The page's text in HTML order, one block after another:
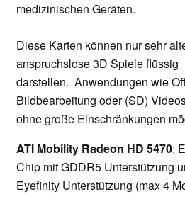
medizinischen Geräten.
Diese Karten können nur sehr
anspruchslose 3D Spiele flüssig
darstellen. Anwendungen wie
Bildbearbeitung oder (SD)
ohne große Einschränkungen
ATI Mobility Radeon HD 5470:
Chip mit GDDR5 Unterstützung
Eyefinity Unterstützung (max 4